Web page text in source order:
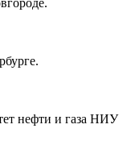
нефти и газа НИУ